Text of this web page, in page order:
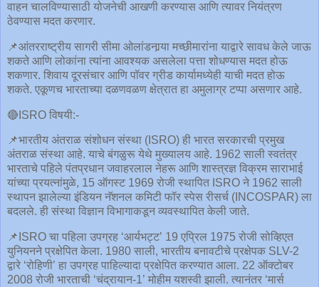
वाहन चालविण्यासाठी योजनेची आखणी करण्यास आणि त्यावर नियंत्रण
ठेवण्यास मदत करणार.
📌आंतरराष्ट्रीय सागरी सीमा ओलांडनार्‍या मच्छीमारांना याद्वारे सावध केले जाऊ
शकते आणि लोकांना त्यांना आवश्यक असलेला पत्ता शोधण्यास मदत होऊ
शकणार. शिवाय दूरसंचार आणि पॉवर ग्रीड कार्यामध्येही याची मदत होऊ
शकते. एकूणच भारताच्या दळणवळण क्षेत्रात हा अमुलाग्र टप्पा असणार आहे.
🔴ISRO विषयी:-
📌भारतीय अंतराळ संशोधन संस्था (ISRO) ही भारत सरकारची प्रमुख
अंतराळ संस्था आहे. याचे बंगळुरू येथे मुख्यालय आहे. 1962 साली स्वतंत्र
भारताचे पहिले पंतप्रधान जवाहरलाल नेहरू आणि शास्त्रज्ञ विक्रम साराभाई
यांच्या प्रयत्नांमुळे, 15 ऑगस्ट 1969 रोजी स्थापित ISRO ने 1962 साली
स्थापन झालेल्या इंडियन नॅशनल कमिटी फॉर स्पेस रीसर्च (INCOSPAR) ला
बदलले. ही संस्था विज्ञान विभागाकडून व्यवस्थापित केली जाते.
📌ISRO चा पहिला उपग्रह ‘आर्यभट्ट’ 19 एप्रिल 1975 रोजी सोव्हिएत
युनियनने प्रक्षेपित केला. 1980 साली, भारतीय बनावटीचे प्रक्षेपक SLV-2
द्वारे ‘रोहिणी’ हा उपग्रह पाहिल्यादा प्रक्षेपित करण्यात आला. 22 ऑक्टोबर
2008 रोजी भारताची ‘चंद्रायान-1’ मोहीम यशस्वी झाली. त्यानंतर ‘मार्स